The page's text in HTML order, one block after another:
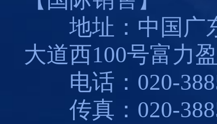
地址：中国广
大道西100号富力
电话：020-
传真：020-